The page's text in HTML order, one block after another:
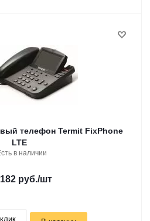
телефон Termit FixPhone
LTE
в наличии
руб./шт